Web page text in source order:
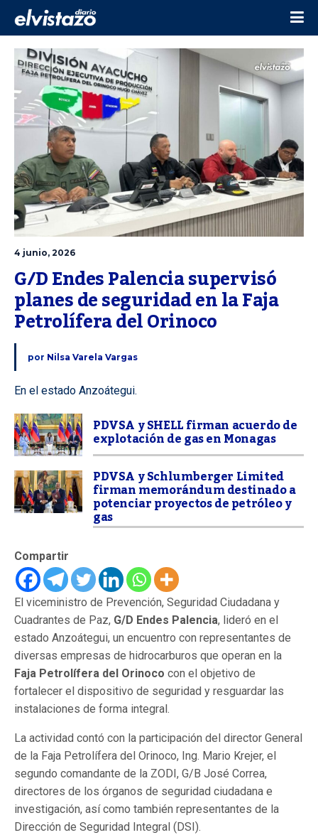
4 junio, 2026
G/D Endes Palencia supervisó
planes de seguridad en la Faja
Petrolífera del Orinoco
por Nilsa Varela Vargas
En el estado Anzoátegui.
PDVSA y SHELL firman acuerdo de
explotación de gas en Monagas
PDVSA y Schlumberger Limited
firman memorándum destinado a
potenciar proyectos de petróleo y
gas
Compartir
El viceministro de Prevención, Seguridad Ciudadana y
Cuadrantes de Paz, G/D Endes Palencia, lideró en el
estado Anzoátegui, un encuentro con representantes de
diversas empresas de hidrocarburos que operan en la
Faja Petrolífera del Orinoco con el objetivo de
fortalecer el dispositivo de seguridad y resguardar las
instalaciones de forma integral.
La actividad contó con la participación del director General
de la Faja Petrolífera del Orinoco, Ing. Mario Krejer, el
segundo comandante de la ZODI, G/B José Correa,
directores de los órganos de seguridad ciudadana e
investigación, así como también representantes de la
Dirección de Seguridad Integral (DSI).